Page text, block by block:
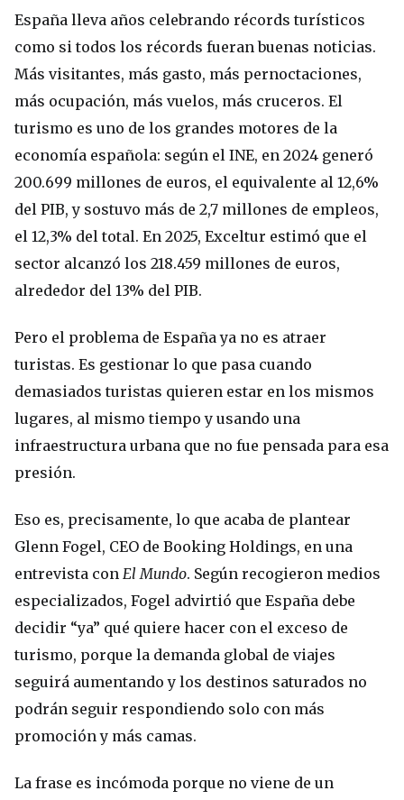
España lleva años celebrando récords turísticos
como si todos los récords fueran buenas noticias.
Más visitantes, más gasto, más pernoctaciones,
más ocupación, más vuelos, más cruceros. El
turismo es uno de los grandes motores de la
economía española: según el INE, en 2024 generó
200.699 millones de euros, el equivalente al 12,6%
del PIB, y sostuvo más de 2,7 millones de empleos,
el 12,3% del total. En 2025, Exceltur estimó que el
sector alcanzó los 218.459 millones de euros,
alrededor del 13% del PIB.
Pero el problema de España ya no es atraer
turistas. Es gestionar lo que pasa cuando
demasiados turistas quieren estar en los mismos
lugares, al mismo tiempo y usando una
infraestructura urbana que no fue pensada para esa
presión.
Eso es, precisamente, lo que acaba de plantear
Glenn Fogel, CEO de Booking Holdings, en una
entrevista con El Mundo. Según recogieron medios
especializados, Fogel advirtió que España debe
decidir “ya” qué quiere hacer con el exceso de
turismo, porque la demanda global de viajes
seguirá aumentando y los destinos saturados no
podrán seguir respondiendo solo con más
promoción y más camas.
La frase es incómoda porque no viene de un